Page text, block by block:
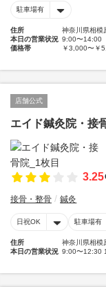
駐車場有
住所
神奈川県相模
本日の営業状況 9:00〜14:00
価格帯
￥3,000〜￥
店舗公式
エイド鍼灸院・接
3.25
接骨・整骨 鍼灸
日祝OK 駐車場有
住所
神奈川県相模
本日の営業状況 9:00〜12:30